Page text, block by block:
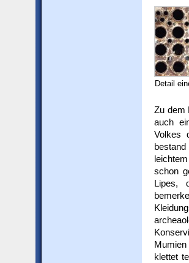
Detail
Zu dem
auch
Volkes
schon
Lipes,
klettet